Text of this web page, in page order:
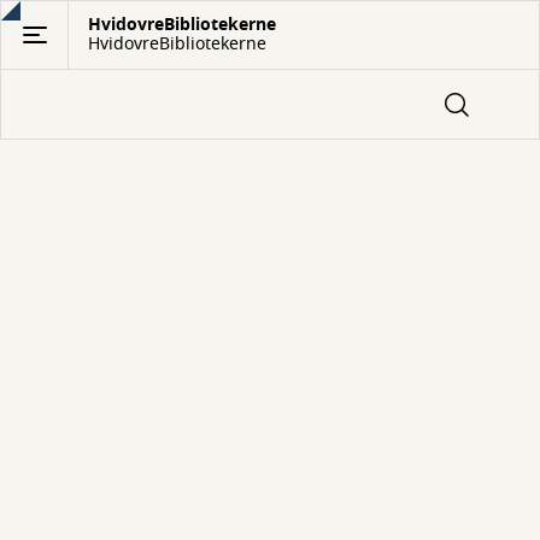
Gå
hovedindhold
HvidovreBibliotekerne
HvidovreBibliotekerne